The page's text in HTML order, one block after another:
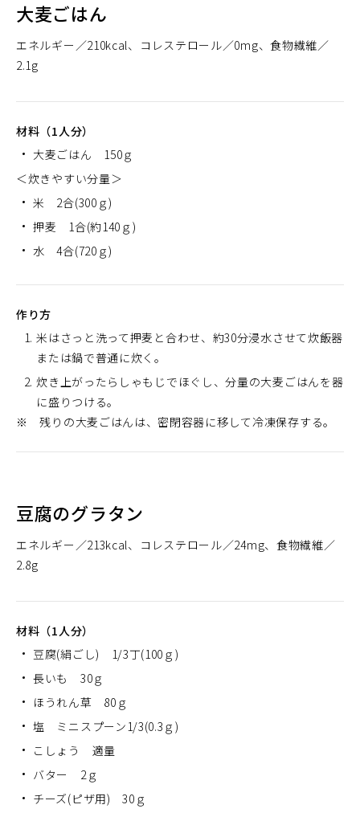
大麦ごはん
エネルギー 210kcal コレステロール 0mg
食物繊維
2.1g
材料（1人分）
大麦ごはん 150ｇ
＜炊きやすい分量＞
米 2合(300ｇ)
押麦 1合(約140ｇ)
水 4合(720ｇ)
作り方
米はさっと洗って押麦と合わせ、約30分浸水させて炊飯器
または鍋で普通に炊く。
炊き上がったらしゃもじでほぐし、分量の大麦ごはんを器
に盛りつける。
※ 残りの大麦ごはんは、密閉容器に移して冷凍保存する。
豆腐のグラタン
エネルギー 213kcal コレステロール 24mg
食物繊維
2.8g
材料（1人分）
豆腐(絹ごし) 1/3丁(100ｇ)
長いも 30ｇ
ほうれん草 80ｇ
塩 ミニスプーン1/3(0.3ｇ)
こしょう 適量
バター 2ｇ
チーズ(ピザ用) 30ｇ